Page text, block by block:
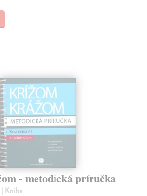
- metodická príručka
| Kniha